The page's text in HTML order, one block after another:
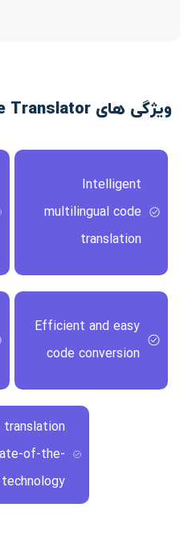
ویژگی های AI Code Translator
Intelligent
multilingual code
translation
Efficient and easy
code conversion
translation
of-the-